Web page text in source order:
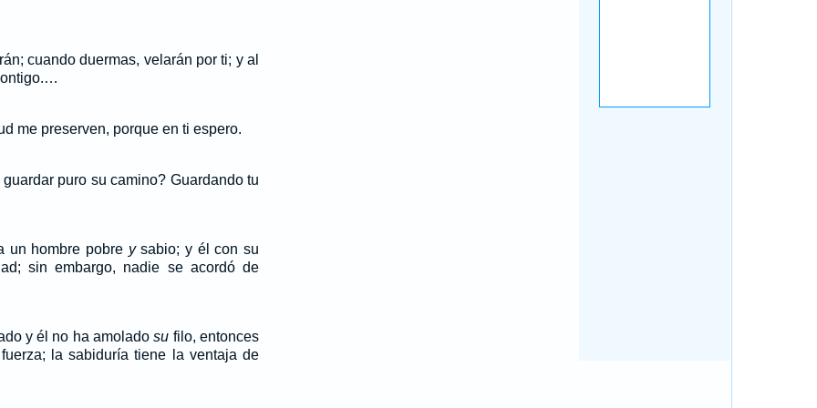
cuando duermas, velarán por ti; y al
me preserven, porque en ti espero.
puro su camino? Guardando tu
un hombre pobre ysabio; y él con su
sin embargo, nadie se acordó de
y él no ha amoladosu filo, entonces
la sabiduría tiene la ventaja de